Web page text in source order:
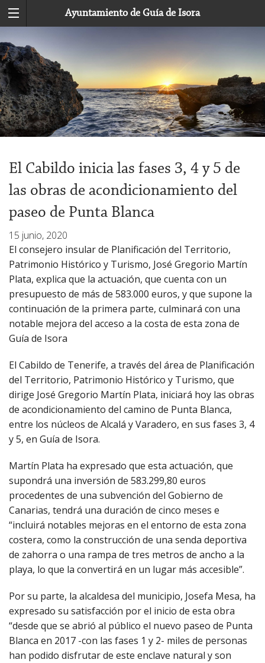
Ayuntamiento de Guía de Isora
El Cabildo inicia las fases 3, 4 y 5 de
las obras de acondicionamiento del
paseo de Punta Blanca
15 junio, 2020
El consejero insular de Planificación del Territorio,
Patrimonio Histórico y Turismo, José Gregorio Martín
Plata, explica que la actuación, que cuenta con un
presupuesto de más de 583.000 euros, y que supone la
continuación de la primera parte, culminará con una
notable mejora del acceso a la costa de esta zona de
Guía de Isora
El Cabildo de Tenerife, a través del área de Planificación
del Territorio, Patrimonio Histórico y Turismo, que
dirige José Gregorio Martín Plata, iniciará hoy las obras
de acondicionamiento del camino de Punta Blanca,
entre los núcleos de Alcalá y Varadero, en sus fases 3, 4
y 5, en Guía de Isora.
Martín Plata ha expresado que esta actuación, que
supondrá una inversión de 583.299,80 euros
procedentes de una subvención del Gobierno de
Canarias, tendrá una duración de cinco meses e
“incluirá notables mejoras en el entorno de esta zona
costera, como la construcción de una senda deportiva
de zahorra o una rampa de tres metros de ancho a la
playa, lo que la convertirá en un lugar más accesible”.
Por su parte, la alcaldesa del municipio, Josefa Mesa, ha
expresado su satisfacción por el inicio de esta obra
“desde que se abrió al público el nuevo paseo de Punta
Blanca en 2017 -con las fases 1 y 2- miles de personas
han podido disfrutar de este enclave natural y son